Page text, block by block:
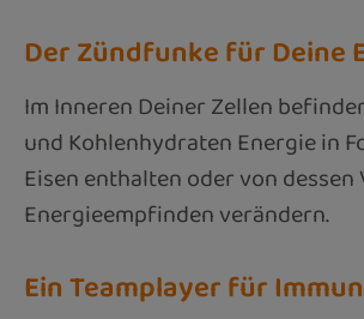
Der Zündfunke für Deine
Im Inneren Deiner Zellen
und Kohlenhydraten Energie in
Eisen enthalten oder von
Energieempfinden verändern.
Ein Teamplayer für